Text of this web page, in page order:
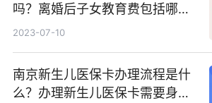
吗？离婚后子女教育费包括哪
些？
2023-07-10
南京新生儿医保卡办理流程是什
么？办理新生儿医保卡需要身份